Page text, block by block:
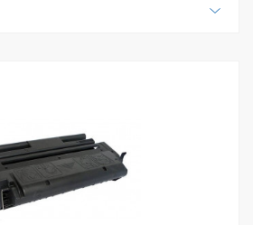
prostredí.Celkovo povedané,
pre budúcnosť tlačových